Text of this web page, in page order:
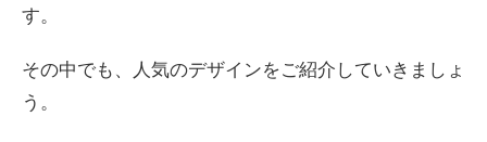
す。
その中でも、人気のデザインをご紹介していきましょ
う。